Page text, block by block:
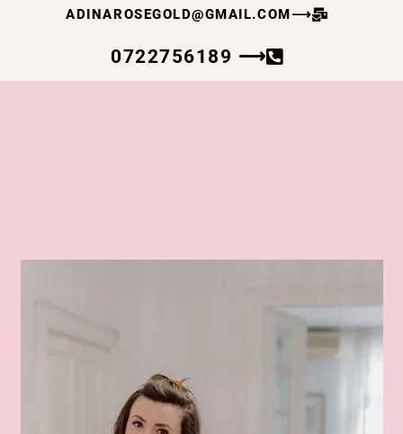
ADINAROSEGOLD@GMAIL.COM⟶
0722756189 ⟶